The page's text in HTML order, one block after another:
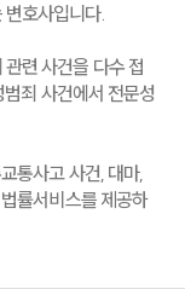
호사입니다.
련 사건을 다수 접
죄 사건에서 전문성
통사고 사건, 대마,
률서비스를 제공하